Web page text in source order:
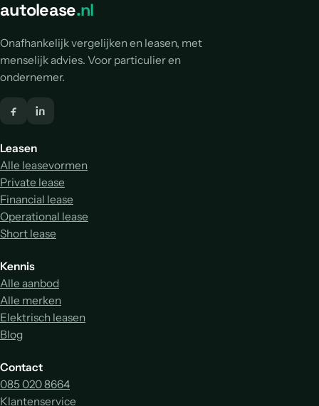
autolease.nl
Onafhankelijk vergelijken en leasen, met
menselijk advies. Voor particulier en
ondernemer.
Leasen
Alle leasevormen
Private lease
Financial lease
Operational lease
Short lease
Kennis
Alle aanbod
Alle merken
Elektrisch leasen
Blog
Contact
085 020 8664
Klantenservice